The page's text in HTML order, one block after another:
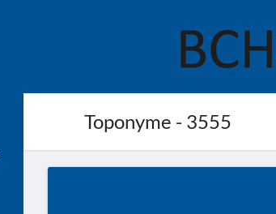
Toponyme - 3555